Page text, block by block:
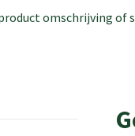
omschrijving of